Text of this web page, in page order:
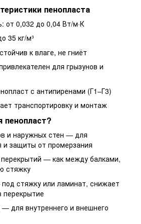
пенопласта
от 0,032 до 0,04 Вт/м·К
35 кг/м³
к влаге, не гниёт
для грызунов и
с антипиренами (Г1–Г3)
транспортировку и монтаж
пенопласт?
и наружных стен — для
и защиты от промерзания
— как между балками,
стяжку
стяжку или ламинат, снижает
перекрытие
для внутреннего и внешнего